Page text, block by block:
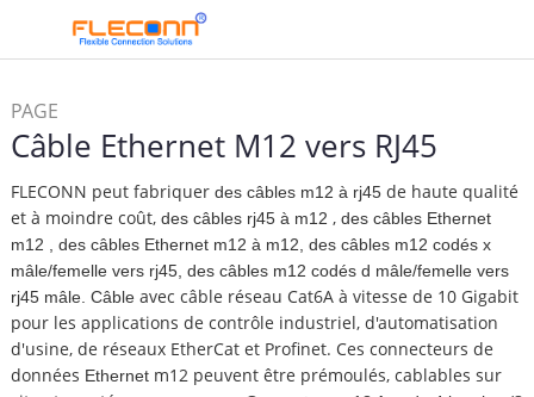
PAGE
D'ACCUEIL/Connecteur et
Ethernet M12 vers RJ45
Câble Ethernet M12 vers RJ45
FLECONN peut fabriquer des câbles m12 à rj45de haute qualité
et à moindre coût, des câbles rj45 à m12 , des câbles Ethernet
m12
des câbles Ethernet m12 à m12, des câbles m12 codés x
mâle/femelle vers rj45, des câbles m12 codés d mâle/femelle vers
rj45 mâle. Câbleavec câble réseau Cat6A à vitesse de 10 Gigabit
pour les applications de contrôle industriel, d'automatisation
d'usine, de réseaux EtherCat et Profinet. Ces connecteurs de
données Ethernetm12 peuvent être prémoulés, cablables sur